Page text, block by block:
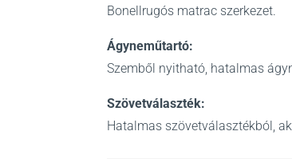
Bonellrugós matrac szerkezet.
Ágyneműtartó:
Szemből nyitható, hatalmas
Szövetválaszték:
Hatalmas szövetválasztékból,